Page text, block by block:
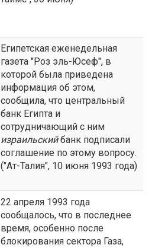
Египетская еженедельная
газета "Роз эль-Юсеф", в
которой была приведена
информация об этом,
сообщила, что центральный
банк Египта и
сотрудничающий с ним
израильскийбанк подписали
соглашение по этому вопросу.
("Ат-Талия", 10 июня 1993 года)
22 апреля 1993 года
сообщалось, что в последнее
время, особенно после
блокирования сектора Газа,